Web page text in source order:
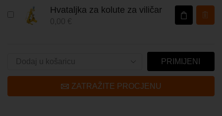
Hvataljka za kolute za viličar
PRIMIJENI
ZATRAŽITE PROCJENU